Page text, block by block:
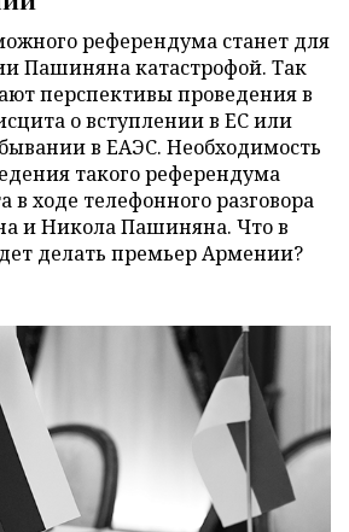
референдума станет для
Пашиняна катастрофой. Так
перспективы проведения в
о вступлении в ЕС или
в ЕАЭС. Необходимость
такого референдума
в ходе телефонного разговора
и Никола Пашиняна. Что в
делать премьер Армении?